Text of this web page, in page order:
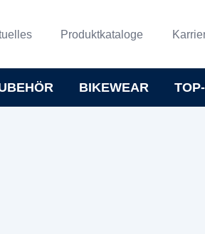
Produktkataloge
BIKEWEAR